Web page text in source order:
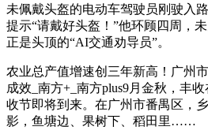
未佩戴头盔的电动车驾驶员刚驶入
提示“请戴好头盔！”他环顾四周，
正是头顶的“AI交通劝导员”。
农业总产值增速创三年新高！广州
成效_南方+_南方plus9月金秋，丰
收节即将到来。在广州市番禺区，
影，鱼塘边、果树下、稻田里……